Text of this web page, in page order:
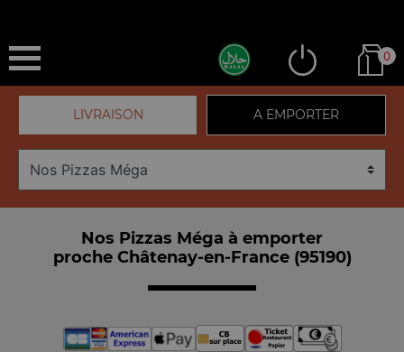
0
LIVRAISON A EMPORTER
Nos Pizzas Méga à emporter
proche Châtenay-en-France (95190)